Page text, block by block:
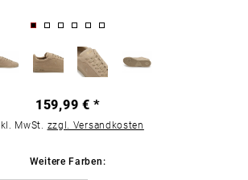
159,99 € *
MwSt. zzgl. Versandkosten
Weitere Farben: